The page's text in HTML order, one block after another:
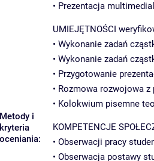
Metody i
kryteria
oceniania:
• Prezentacja
UMIEJĘTNOŚCI
• Wykonanie zadań
• Wykonanie zadań
• Przygotowanie
• Rozmowa rozwojowa z
• Kolokwium pisemne
KOMPETENCJE
• Obserwacji pracy
• Obserwacja postawy